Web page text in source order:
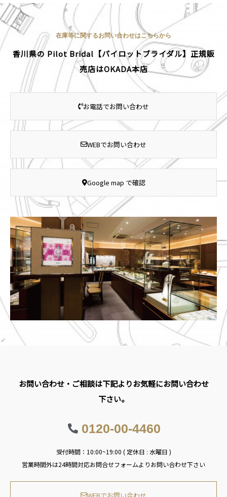
在庫等に関するお問い合わせはこちらから
香川県の Pilot Bridal【パイロットブライダル】正規販
売店はOKADA本店
お電話でお問い合わせ
WEBでお問い合わせ
Google map で確認
お問い合わせ・ご相談は下記よりお気軽にお問い合わせ
下さい。
0120-00-4460
受付時間：10:00~19:00 ( 定休日 : 水曜日 )
営業時間外は24時間対応お問合せフォームよりお問い合わせ下さい
WEBでお問い合わせ